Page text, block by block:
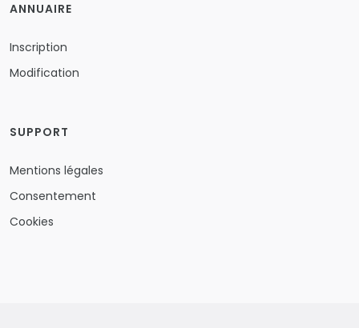
ANNUAIRE
Inscription
Modification
SUPPORT
Mentions légales
Consentement
Cookies